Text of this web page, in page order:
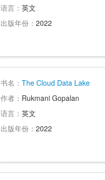
语言： 英文
出版年份： 2022
书名： The Cloud Data Lake
作者： Rukmani Gopalan
语言： 英文
出版年份： 2022